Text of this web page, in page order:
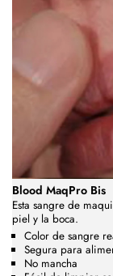
Blood MaqPro Bis
Esta sangre de
piel y la boca.
Color de sangre
Segura para
No mancha